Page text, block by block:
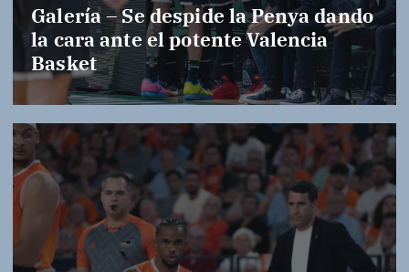
Galería – Se despide la Penya dando
la cara ante el potente Valencia
Basket